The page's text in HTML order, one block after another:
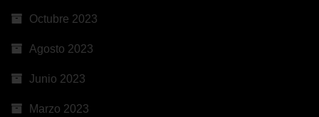
Octubre 2023
Agosto 2023
Junio 2023
Marzo 2023